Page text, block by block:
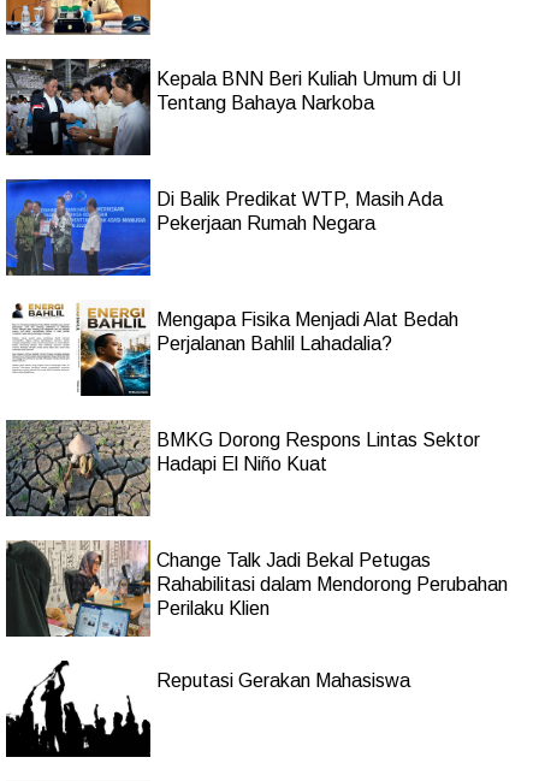
Kepala BNN Beri Kuliah Umum di UI
Tentang Bahaya Narkoba
Di Balik Predikat WTP, Masih Ada
Pekerjaan Rumah Negara
Mengapa Fisika Menjadi Alat Bedah
Perjalanan Bahlil Lahadalia?
BMKG Dorong Respons Lintas Sektor
Hadapi El Niño Kuat
Change Talk Jadi Bekal Petugas
Rahabilitasi dalam Mendorong Perubahan
Perilaku Klien
Reputasi Gerakan Mahasiswa